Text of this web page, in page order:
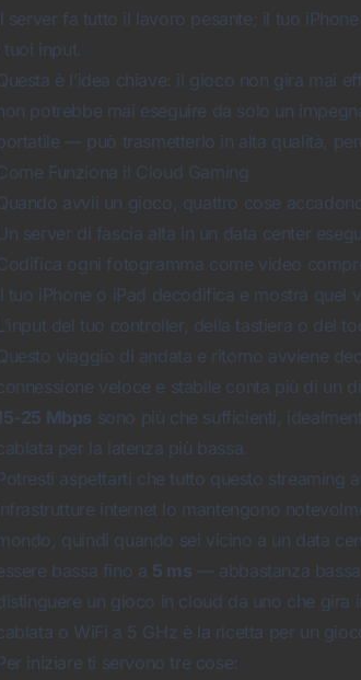
server fa tutto il lavoro pesante; il tuo
tuoi input.
è l’idea chiave: il gioco non gira mai
potrebbe mai eseguire da solo un
— può trasmetterlo in alta qualità,
Funziona il Cloud Gaming
avvii un gioco, quattro cose
server di fascia alta in un data center
ogni fotogramma come video
tuo iPhone o iPad decodifica e mostra quel
del tuo controller, della tastiera o del
viaggio di andata e ritorno avviene
veloce e stabile conta più di un
25 Mbps sono più che sufficienti,
per la latenza più bassa.
aspettarti che tutto questo
internet lo mantengono
quindi quando sei vicino a un data
bassa fino a 5 ms — abbastanza
un gioco in cloud da uno che gira
o WiFi a 5 GHz è la ricetta per un
iniziare ti servono tre cose: